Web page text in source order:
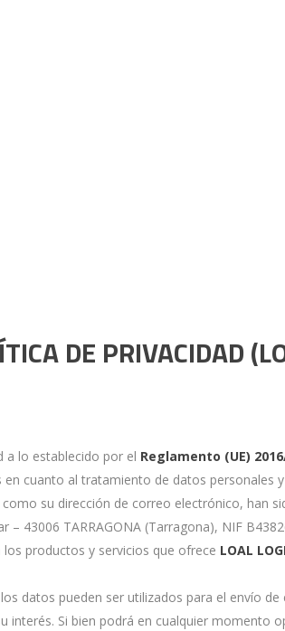
DE PRIVACIDAD
a lo establecido por el Reglamento (UE)
en cuanto al tratamiento de datos
su dirección de correo electrónico, han
– 43006 TARRAGONA (Tarragona), NIF
los productos y servicios que ofrece LOAL
datos pueden ser utilizados para el envío
interés. Si bien podrá en cualquier momento